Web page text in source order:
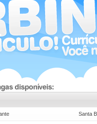
Santa